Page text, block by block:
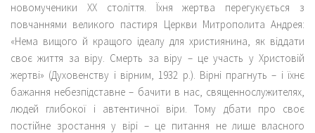
новомученики ХХ століття. Їхня жертва перегукується з
повчаннями великого пастиря Церкви Митрополита Андрея:
«Нема вищого й кращого ідеалу для християнина, як віддати
своє життя за віру. Смерть за віру – це участь у Христовій
жертві» (Духовенству і вірним, 1932 р.). Вірні прагнуть – і їхнє
бажання небезпідставне – бачити в нас, священнослужителях,
людей глибокої і автентичної віри. Тому дбати про своє
постійне зростання у вірі – це питання не лише власного